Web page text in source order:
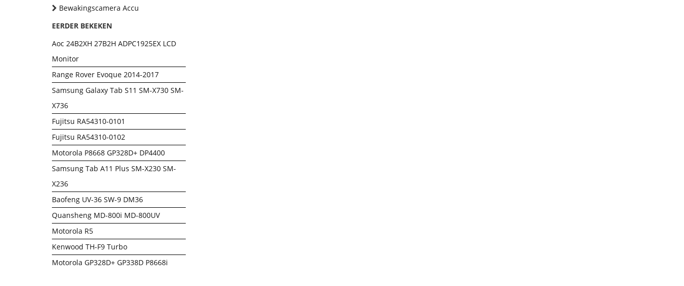
Bewakingscamera Accu
EERDER BEKEKEN
Aoc 24B2XH 27B2H ADPC1925EX LCD
Monitor
Range Rover Evoque 2014-2017
Samsung Galaxy Tab S11 SM-X730 SM-
X736
Fujitsu RA54310-0101
Fujitsu RA54310-0102
Motorola P8668 GP328D+ DP4400
Samsung Tab A11 Plus SM-X230 SM-
X236
Baofeng UV-36 SW-9 DM36
Quansheng MD-800i MD-800UV
Motorola R5
Kenwood TH-F9 Turbo
Motorola GP328D+ GP338D P8668i